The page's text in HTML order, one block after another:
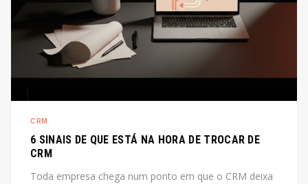
CRM
6 SINAIS DE QUE ESTÁ NA HORA DE TROCAR DE
CRM
Toda empresa chega num ponto em que o CRM deixa